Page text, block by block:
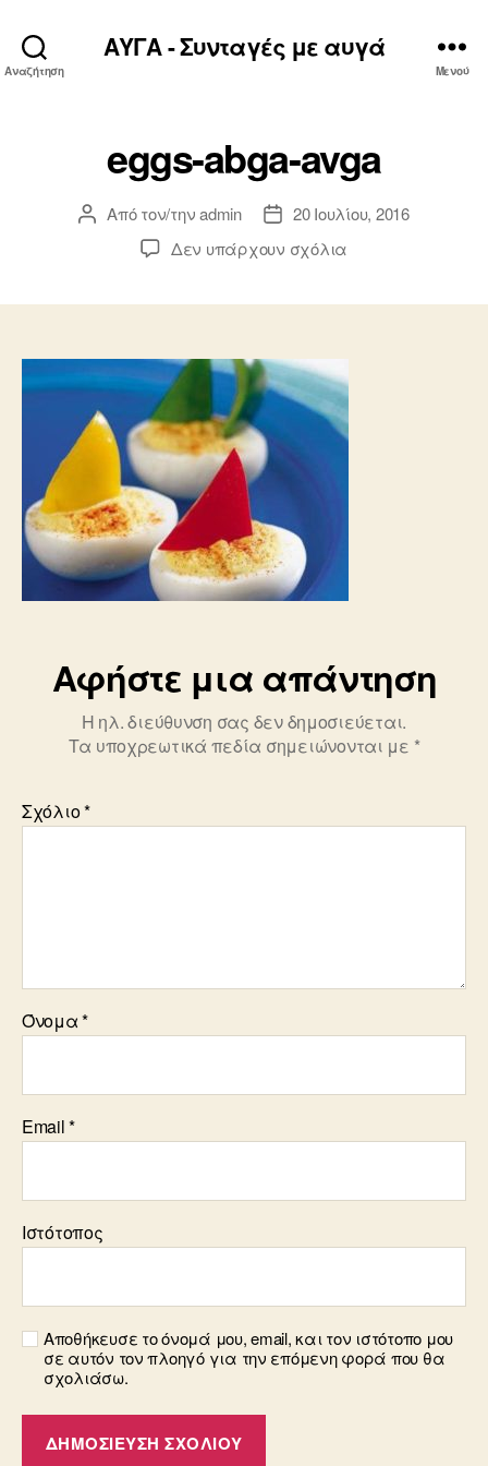
Αναζήτηση
ΑΥΓΑ - Συνταγές με αυγά
Μενού
eggs-abga-avga
Συντάκτης
άρθρου
Από τον/τηνadmin
Ημ.
δημοσίευσης
20 Ιουλίου, 2016
Δεν υπάρχουν σχόλια
Αφήστε μια απάντηση
Η ηλ. διεύθυνση σας δεν δημοσιεύεται.
Τα υποχρεωτικά πεδία σημειώνονται με *
Σχόλιο*
Όνομα*
Email*
Ιστότοπος
Αποθήκευσε το όνομά μου, email, και τον ιστότοπο μου
σε αυτόν τον πλοηγό για την επόμενη φορά που θα
σχολιάσω.